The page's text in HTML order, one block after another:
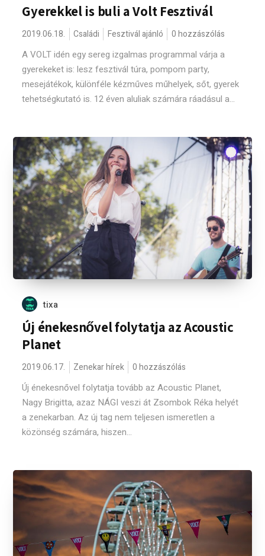
Gyerekkel is buli a Volt Fesztivál
2019.06.18. Családi Fesztivál ajánló 0 hozzászólás
A VOLT idén egy sereg izgalmas programmal várja a
gyerekeket is: lesz fesztivál túra, pompom party,
mesejátékok, különféle kézműves műhelyek, sőt, gyerek
tehetségkutató is. 12 éven aluliak számára ráadásul a...
tixa
Új énekesnővel folytatja az Acoustic
Planet
2019.06.17. Zenekar hírek 0 hozzászólás
Új énekesnővel folytatja tovább az Acoustic Planet,
Nagy Brigitta, azaz NÁGI veszi át Zsombok Réka helyét
a zenekarban. Az új tag nem teljesen ismeretlen a
közönség számára, hiszen...